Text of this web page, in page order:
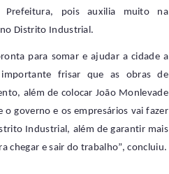
Prefeitura, pois auxilia muito na
Distrito Industrial.
para somar e ajudar a cidade a
frisar que as obras de
além de colocar João Monlevade
o governo e os empresários vai fazer
Industrial, além de garantir mais
chegar e sair do trabalho”, concluiu.